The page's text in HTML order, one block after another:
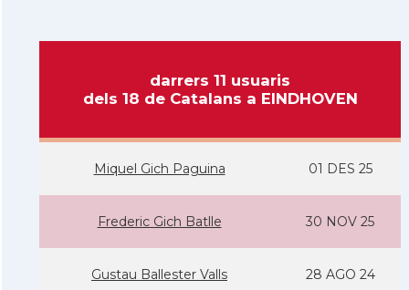
darrers 11 usuaris
dels 18 de Catalans a EINDHOVEN
Miquel Gich Paguina 01 DES 25
Frederic Gich Batlle 30 NOV 25
Gustau Ballester Valls 28 AGO 24